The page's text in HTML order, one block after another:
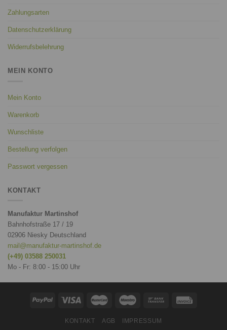
Zahlungsarten
Datenschutzerklärung
Widerrufsbelehrung
MEIN KONTO
Mein Konto
Warenkorb
Wunschliste
Bestellung verfolgen
Passwort vergessen
KONTAKT
Manufaktur Martinshof
Bahnhofstraße 17 / 19
02906 Niesky Deutschland
mail@manufaktur-martinshof.de
(+49) 03588 250031
Mo - Fr: 8:00 - 15:00 Uhr
KONTAKT AGB IMPRESSUM